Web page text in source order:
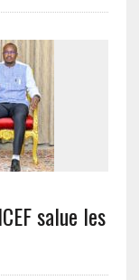
salue les